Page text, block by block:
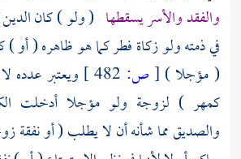
والفقد والأسر يسقطها ( ولو ) كان
في ذمته ولو زكاة فطر كما هو ظاهره ( أو )
( مؤجلا ) [ص:
ويعتبر عدده
كمهر ) لزوجة ولو مؤجلا أدخلت
والصديق مما شأنه أن لا يطلب ( أو نفقة